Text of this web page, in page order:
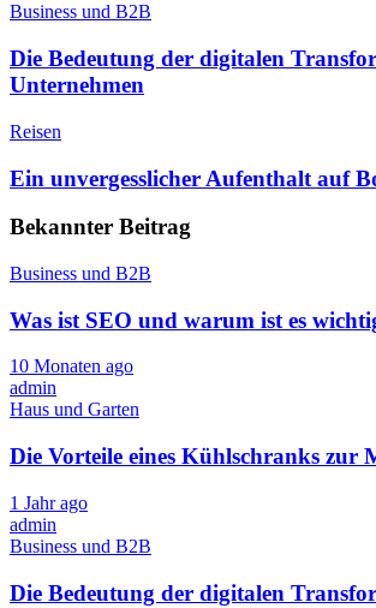
Business und B2B
Die Bedeutung der digitalen
Unternehmen
Reisen
Ein unvergesslicher Aufenthalt auf
Bekannter Beitrag
Business und B2B
Was ist SEO und warum ist es
10 Monaten ago
admin
Haus und Garten
Die Vorteile eines Kühlschranks zur
1 Jahr ago
admin
Business und B2B
Die Bedeutung der digitalen